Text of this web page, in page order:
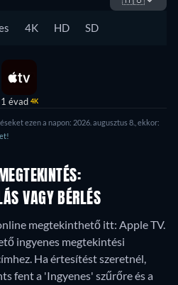
4K HD SD
1 évad 4K
ezen a napon: 2026. augusztus 8., ekkor:
VAGY BÉRLÉS
megtekinthető itt: Apple TV.
ingyenes megtekintési
Ha értesítést szeretnél,
fent a 'Ingyenes' szűrőre és a